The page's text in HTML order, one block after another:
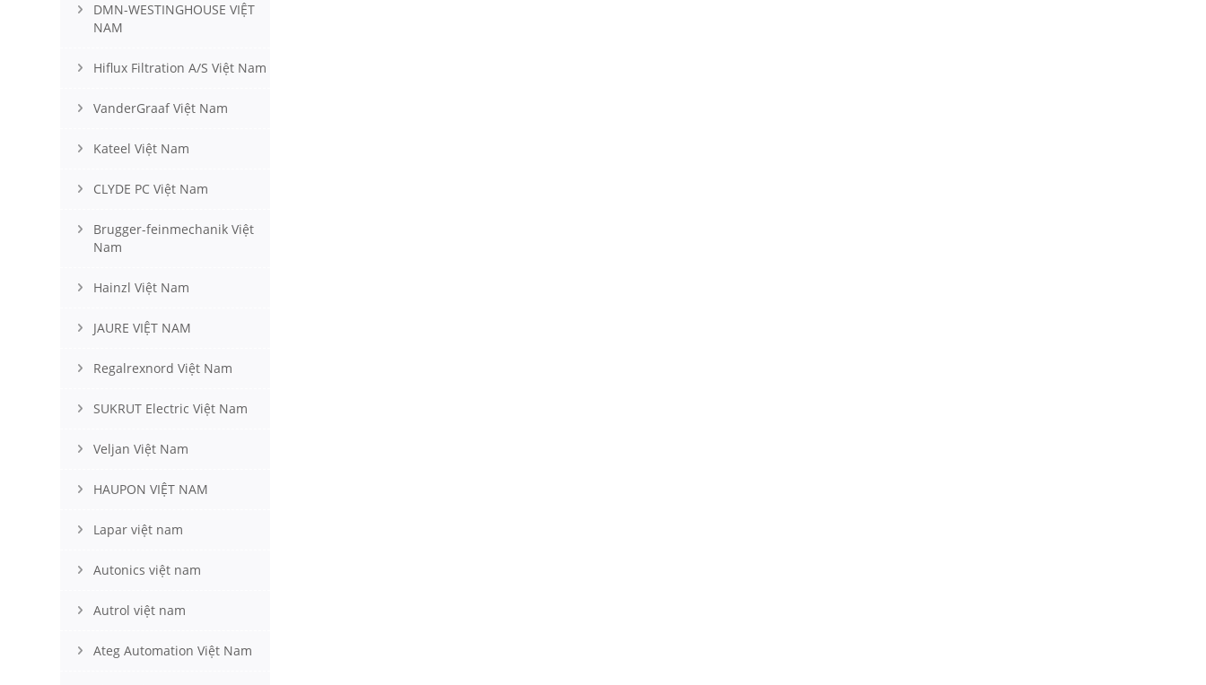
DMN-WESTINGHOUSE VIỆT
NAM
Hiflux Filtration A/S Việt Nam
VanderGraaf Việt Nam
Kateel Việt Nam
CLYDE PC Việt Nam
Brugger-feinmechanik Việt
Nam
Hainzl Việt Nam
JAURE VIỆT NAM
Regalrexnord Việt Nam
SUKRUT Electric Việt Nam
Veljan Việt Nam
HAUPON VIỆT NAM
Lapar việt nam
Autonics việt nam
Autrol việt nam
Ateg Automation Việt Nam